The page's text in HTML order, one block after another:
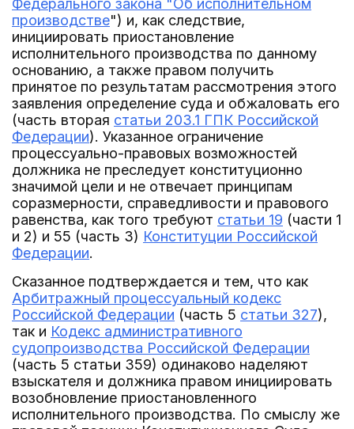
Федерального закона "Об исполнительном
производстве") и, как следствие,
инициировать приостановление
исполнительного производства по данному
основанию, а также правом получить
принятое по результатам рассмотрения этого
заявления определение суда и обжаловать его
(часть вторая статьи 203.1 ГПК Российской
Федерации). Указанное ограничение
процессуально-правовых возможностей
должника не преследует конституционно
значимой цели и не отвечает принципам
соразмерности, справедливости и правового
равенства, как того требуют статьи 19 (части 1
и 2) и 55 (часть 3) Конституции Российской
Федерации.
Сказанное подтверждается и тем, что как
Арбитражный процессуальный кодекс
Российской Федерации (часть 5 статьи 327),
так и Кодекс административного
судопроизводства Российской Федерации
(часть 5 статьи 359) одинаково наделяют
взыскателя и должника правом инициировать
возобновление приостановленного
исполнительного производства. По смыслу же